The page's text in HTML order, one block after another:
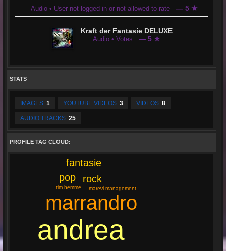
Audio • User not logged in or not allowed to rate — 5 ★
Kraft der Fantasie DELUXE
Audio • Votes — 5 ★
STATS
IMAGES: 1 YOUTUBE VIDEOS: 3 VIDEOS: 8
AUDIO TRACKS: 25
PROFILE TAG CLOUD:
andrea
marrandro
pop rock
fantasie
marevi management
tim hemme